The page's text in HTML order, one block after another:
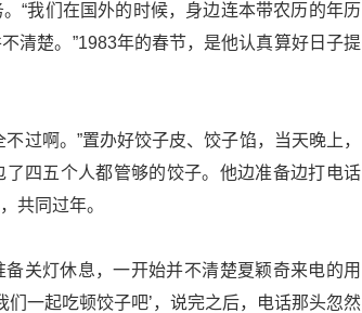
“我们在国外的时候，身边连本带农历的年历
清楚。”1983年的春节，是他认真算好日子提
过啊。”置办好饺子皮、饺子馅，当天晚上，
四五个人都管够的饺子。他边准备边打电话
共同过年。
关灯休息，一开始并不清楚夏颖奇来电的用
们一起吃顿饺子吧’，说完之后，电话那头忽然